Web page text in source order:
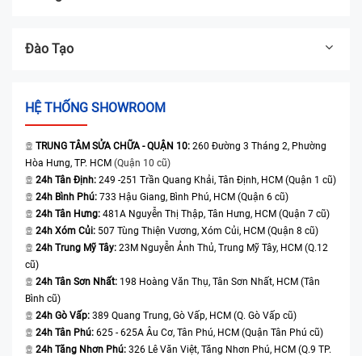
Đào Tạo
HỆ THỐNG SHOWROOM
TRUNG TÂM SỬA CHỮA - QUẬN 10: 260 Đường 3 Tháng 2, Phường
Hòa Hưng, TP. HCM (Quận 10 cũ)
24h Tân Định: 249 -251 Trần Quang Khải, Tân Định, HCM (Quận 1 cũ)
24h Bình Phú: 733 Hậu Giang, Bình Phú, HCM (Quận 6 cũ)
24h Tân Hưng: 481A Nguyễn Thị Thập, Tân Hưng, HCM (Quận 7 cũ)
24h Xóm Củi: 507 Tùng Thiện Vương, Xóm Củi, HCM (Quận 8 cũ)
24h Trung Mỹ Tây: 23M Nguyễn Ảnh Thủ, Trung Mỹ Tây, HCM (Q.12
cũ)
24h Tân Sơn Nhất: 198 Hoàng Văn Thụ, Tân Sơn Nhất, HCM (Tân
Bình cũ)
24h Gò Vấp: 389 Quang Trung, Gò Vấp, HCM (Q. Gò Vấp cũ)
24h Tân Phú: 625 - 625A Âu Cơ, Tân Phú, HCM (Quận Tân Phú cũ)
24h Tăng Nhơn Phú: 326 Lê Văn Việt, Tăng Nhơn Phú, HCM (Q.9 TP.